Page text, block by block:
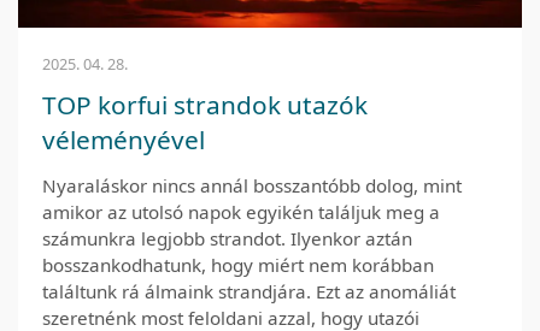
2025. 04. 28.
TOP korfui strandok utazók
véleményével
Nyaraláskor nincs annál bosszantóbb dolog, mint
amikor az utolsó napok egyikén találjuk meg a
számunkra legjobb strandot. Ilyenkor aztán
bosszankodhatunk, hogy miért nem korábban
találtunk rá álmaink strandjára. Ezt az anomáliát
szeretnénk most feloldani azzal, hogy utazói